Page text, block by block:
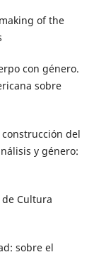
of the
con género.
sobre
construcción del
y género:
de Cultura
sobre el